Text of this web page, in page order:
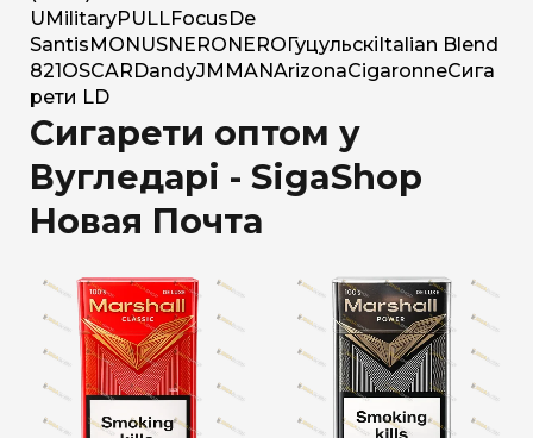
U MilitaryPULLFocus De
Santis MONUSNERO NERO Гуцульскі Italian Blend
821 OSCAR DandyJM MANArizonaCigaronneСига
рети LD
Сигарети оптом у
Вугледарі - SigaShop
Новая Почта